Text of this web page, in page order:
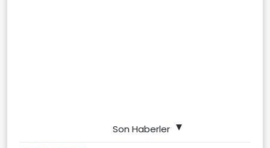
Son Haberler